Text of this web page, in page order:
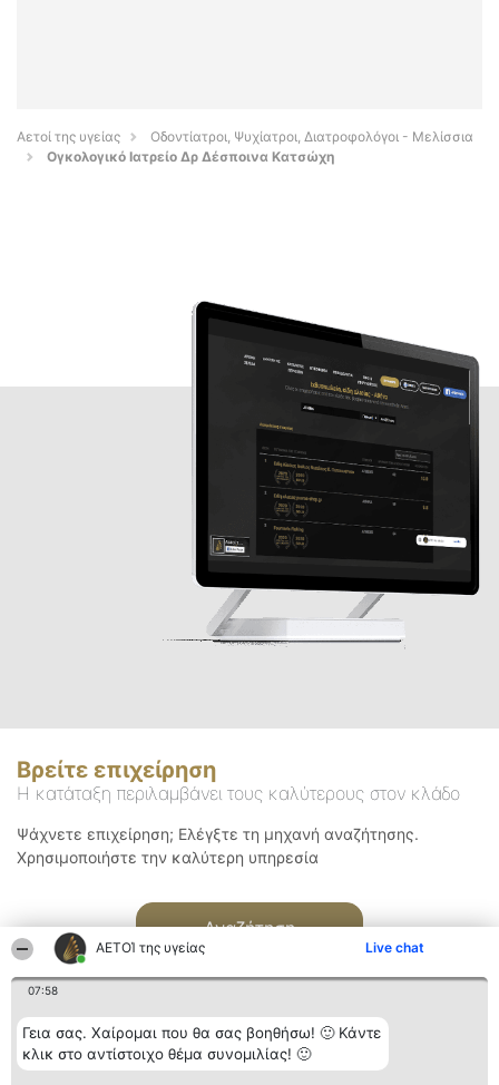
ΑΕΤΟΊ της υγείας Live chat
07:58
Γεια σας. Χαίρομαι που θα σας βοηθήσω! 🙂 Κάντε
κλικ στο αντίστοιχο θέμα συνομιλίας! 🙂
Αετοί της υγείας
Οδοντίατροι, Ψυχίατροι, Διατροφολόγοι - Μελίσσια
Ογκολογικό Ιατρείο Δρ Δέσποινα Κατσώχη
Βρείτε επιχείρηση
Η κατάταξη περιλαμβάνει τους καλύτερους στον κλάδο
Ψάχνετε επιχείρηση; Ελέγξτε τη μηχανή αναζήτησης.
Χρησιμοποιήστε την καλύτερη υπηρεσία
Αναζήτηση